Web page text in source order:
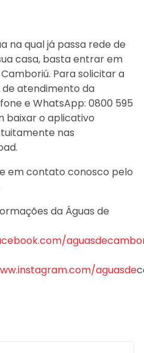
na qual já passa rede de
casa, basta entrar em
Para solicitar a
de atendimento da
e WhatsApp: 0800 595
baixar o aplicativo
nas
em contato conosco pelo
da Águas de
aguasde